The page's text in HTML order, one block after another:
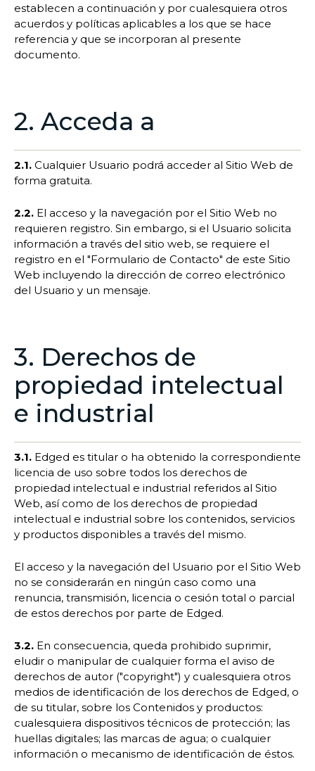
establecen a continuación y por cualesquiera otros
acuerdos y políticas aplicables a los que se hace
referencia y que se incorporan al presente
documento.
2. Acceda a
2.1. Cualquier Usuario podrá acceder al Sitio Web de
forma gratuita.
2.2. El acceso y la navegación por el Sitio Web no
requieren registro. Sin embargo, si el Usuario solicita
información a través del sitio web, se requiere el
registro en el "Formulario de Contacto" de este Sitio
Web incluyendo la dirección de correo electrónico
del Usuario y un mensaje.
3. Derechos de
propiedad intelectual
e industrial
3.1. Edged es titular o ha obtenido la correspondiente
licencia de uso sobre todos los derechos de
propiedad intelectual e industrial referidos al Sitio
Web, así como de los derechos de propiedad
intelectual e industrial sobre los contenidos, servicios
y productos disponibles a través del mismo.
El acceso y la navegación del Usuario por el Sitio Web
no se considerarán en ningún caso como una
renuncia, transmisión, licencia o cesión total o parcial
de estos derechos por parte de Edged.
3.2. En consecuencia, queda prohibido suprimir,
eludir o manipular de cualquier forma el aviso de
derechos de autor ("copyright") y cualesquiera otros
medios de identificación de los derechos de Edged, o
de su titular, sobre los Contenidos y productos:
cualesquiera dispositivos técnicos de protección; las
huellas digitales; las marcas de agua; o cualquier
información o mecanismo de identificación de éstos.